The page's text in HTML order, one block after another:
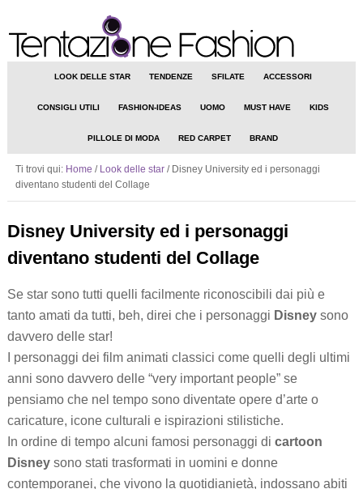
LOOK DELLE STAR TENDENZE SFILATE ACCESSORI
CONSIGLI UTILI FASHION-IDEAS UOMO MUST HAVE KIDS
PILLOLE DI MODA RED CARPET BRAND
Ti trovi qui: Home / Look delle star /Disney University ed i personaggi
diventano studenti del Collage
Disney University ed i personaggi
diventano studenti del Collage
Se star sono tutti quelli facilmente riconoscibili dai più e
tanto amati da tutti, beh, direi che i personaggi Disneysono
davvero delle star!
I personaggi dei film animati classici come quelli degli ultimi
anni sono davvero delle “very important people” se
pensiamo che nel tempo sono diventate opere d’arte o
caricature, icone culturali e ispirazioni stilistiche.
In ordine di tempo alcuni famosi personaggi di cartoon
Disneysono stati trasformati in uomini e donne
contemporanei, che vivono la quotidianietà, indossano abiti